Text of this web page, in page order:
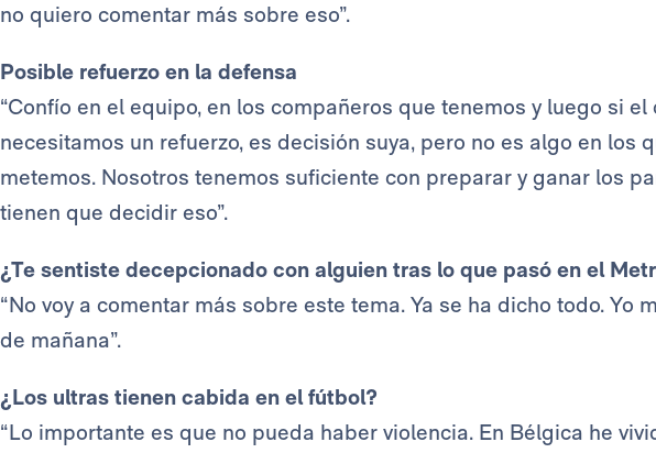
no quiero comentar más sobre eso”.
Posible refuerzo en la defensa
“Confío en el equipo, en los compañeros que tenemos y luego si
necesitamos un refuerzo, es decisión suya, pero no es algo en los
metemos. Nosotros tenemos suficiente con preparar y ganar los
tienen que decidir eso”.
¿Te sentiste decepcionado con alguien tras lo que pasó en el
“No voy a comentar más sobre este tema. Ya se ha dicho todo. Yo
de mañana”.
¿Los ultras tienen cabida en el fútbol?
“Lo importante es que no pueda haber violencia. En Bélgica he